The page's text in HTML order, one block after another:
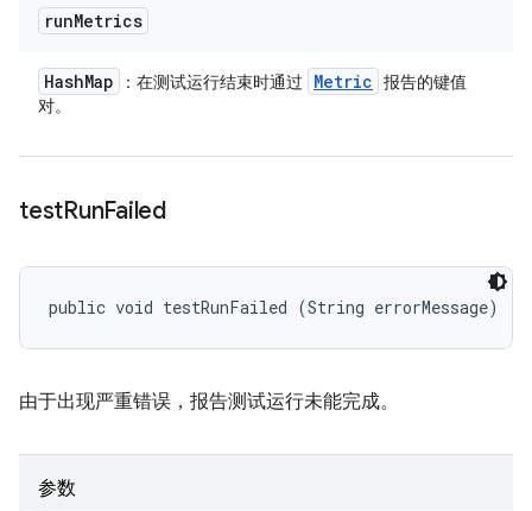
runMetrics
HashMap ：在测试运行结束时通过 Metric 报告的键值
对。
testRunFailed
public void testRunFailed (String errorMessage)
由于出现严重错误，报告测试运行未能完成。
参数